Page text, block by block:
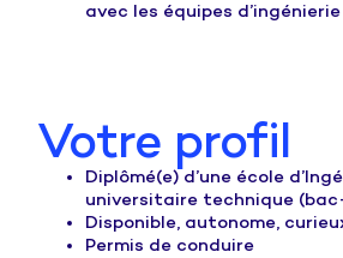
avec les équipes
Votre profil
Diplômé(e) d’une école
universitaire technique
Disponible, autonome,
Permis de conduire